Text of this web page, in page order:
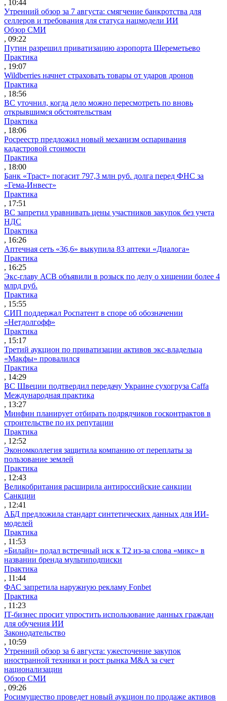
, 10:44
Утренний обзор за 7 августа: смягчение банкротства для
селлеров и требования для статуса нацмодели ИИ
Обзор СМИ
, 09:22
Путин разрешил приватизацию аэропорта Шереметьево
Практика
, 19:07
Wildberries начнет страховать товары от ударов дронов
Практика
, 18:56
ВС уточнил, когда дело можно пересмотреть по вновь
открывшимся обстоятельствам
Практика
, 18:06
Росреестр предложил новый механизм оспаривания
кадастровой стоимости
Практика
, 18:00
Банк «Траст» погасит 797,3 млн руб. долга перед ФНС за
«Гема-Инвест»
Практика
, 17:51
ВС запретил уравнивать цены участников закупок без учета
НДС
Практика
, 16:26
Аптечная сеть «36,6» выкупила 83 аптеки «Диалога»
Практика
, 16:25
Экс-главу АСВ объявили в розыск по делу о хищении более 4
млрд руб.
Практика
, 15:55
СИП поддержал Роспатент в споре об обозначении
«Нетдолгофф»
Практика
, 15:17
Третий аукцион по приватизации активов экс-владельца
«Макфы» провалился
Практика
, 14:29
ВС Швеции подтвердил передачу Украине сухогруза Caffa
Международная практика
, 13:27
Минфин планирует отбирать подрядчиков госконтрактов в
строительстве по их репутации
Практика
, 12:52
Экономколлегия защитила компанию от переплаты за
пользование землей
Практика
, 12:43
Великобритания расширила антироссийские санкции
Санкции
, 12:41
АБД предложила стандарт синтетических данных для ИИ-
моделей
Практика
, 11:53
«Билайн» подал встречный иск к Т2 из-за слова «микс» в
названии бренда мультиподписки
Практика
, 11:44
ФАС запретила наружную рекламу Fonbet
Практика
, 11:23
IT-бизнес просит упростить использование данных граждан
для обучения ИИ
Законодательство
, 10:59
Утренний обзор за 6 августа: ужесточение закупок
иностранной техники и рост рынка M&A за счет
национализации
Обзор СМИ
, 09:26
Росимущество проведет новый аукцион по продаже активов